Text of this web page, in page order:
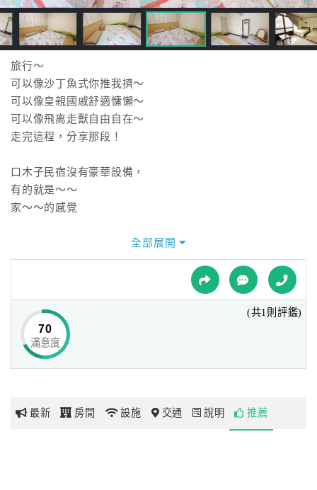
跟
飯
店
訂
房
HOT
特
民
宿
球
網
玩
旅行～
可以像沙丁魚式你推我擠～
可以像皇親國戚舒適慵懶～
可以像飛离走獸自由自在～
走完這程，分享那段！
口木子民宿沒有豪華設備，
有的就是～～
家～～的感覺
全部展開
70
滿意度
(共1則評鑑)
最新 房間 設施 交通 說明 推薦